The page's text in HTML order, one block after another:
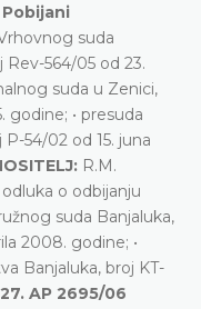
Pobijani
suda
564/05 od 23.
suda u Zenici,
godine; • presuda
54/02 od 15. juna
R.M.
odluka o odbijanju
suda Banjaluka,
2008. godine; •
Banjaluka, broj KT-
27. AP 2695/06